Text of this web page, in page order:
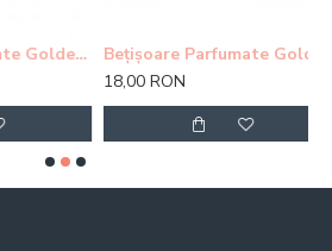
Bețișoare Parfumate Golden Nag Champa Agarbatti
Bețișoare Parfumate Golden Nag Himalaya
18,00 RON